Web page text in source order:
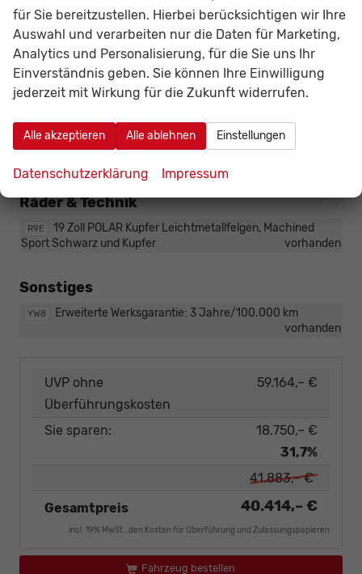
nicht
bestellbar)
Infotainment & Kommunikation
PA2
IMMERSIVE by Sennheiser Soundsystem (nicht e-
HYBRID)
vorhanden
Schwenkbare elektrische Anhängerkupplung
Räder & Technik
R9E
19 Zoll POLAR Kupfer Leichtmetallfelgen, Machined
Sport Schwarz und Kupfer
vorhanden
Sonstiges
YW8
Erweiterte Werksgarantie: 3 Jahre/100.000 km
vorhanden
UVP ohne
Überführungskosten
59.164,– €
Sie sparen:
18.750,– €
31,7%
41.883,– €
Gesamtpreis
40.414,– €
incl. 19% MwSt., den Kosten für Überführung und Zulassungspapieren
Fahrzeug bestellen
für Sie bereitzustellen. Hierbei berücksichtigen wir Ihre
Auswahl und verarbeiten nur die Daten für Marketing,
Analytics und Personalisierung, für die Sie uns Ihr
Einverständnis geben. Sie können Ihre Einwilligung
jederzeit mit Wirkung für die Zukunft widerrufen.
Alle akzeptieren Alle ablehnen Einstellungen
Datenschutzerklärung Impressum